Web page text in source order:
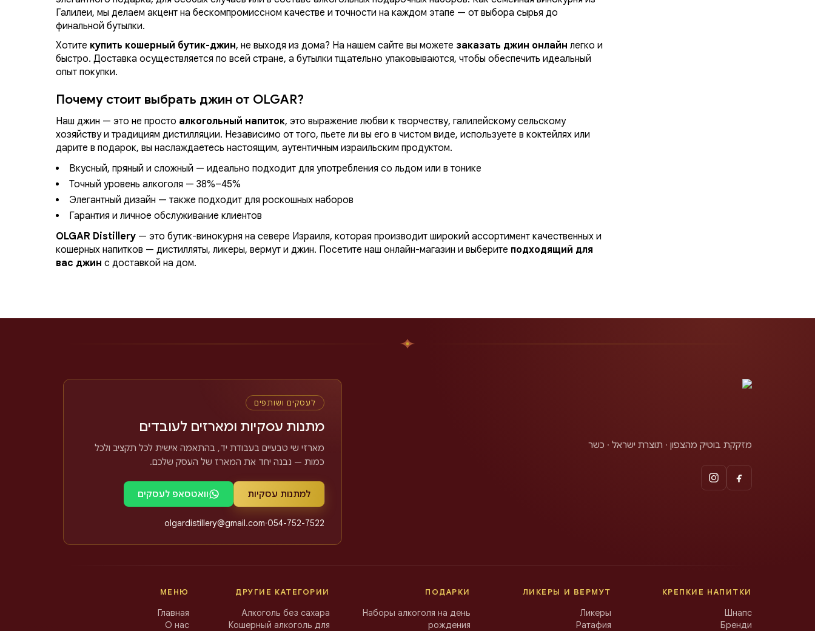
Галилеи, мы делаем акцент на бескомпромиссном качестве и точности на каждом этапе — от выбора сырья до
финальной бутылки.
Хотите купить кошерный бутик-джин, не выходя из дома? На нашем сайте вы можете заказать джин онлайн легко и
быстро. Доставка осуществляется по всей стране, а бутылки тщательно упаковываются, чтобы обеспечить идеальный
опыт покупки.
Почему стоит выбрать джин от OLGAR?
Наш джин — это не просто алкогольный напиток, это выражение любви к творчеству, галилейскому сельскому
хозяйству и традициям дистилляции. Независимо от того, пьете ли вы его в чистом виде, используете в коктейлях или
дарите в подарок, вы наслаждаетесь настоящим, аутентичным израильским продуктом.
Вкусный, пряный и сложный — идеально подходит для употребления со льдом или в тонике
Точный уровень алкоголя — 38%–45%
Элегантный дизайн — также подходит для роскошных наборов
Гарантия и личное обслуживание клиентов
OLGAR Distillery — это бутик-винокурня на севере Израиля, которая производит широкий ассортимент качественных и
кошерных напитков — дистилляты, ликеры, вермут и джин. Посетите наш онлайн-магазин и выберите подходящий для
вас джин с доставкой на дом.
מזקקת בוטיק מהצפון · תוצרת ישראל · כשר
לעסקים ושותפים
מתנות עסקיות ומארזים לעובדים
מארזי שי טבעיים בעבודת יד, בהתאמה אישית לכל תקציב ולכל
כמות — נבנה יחד את המארז של העסק שלכם.
למתנות עסקיות וואטסאפ לעסקים
054-752-7522
·
olgardistillery@gmail.com
КРЕПКИЕ НАПИТКИ
Шнапс
Бренди
ЛИКЕРЫ И ВЕРМУТ
Ликеры
Ратафия
ПОДАРКИ
Наборы алкоголя на день
рождения
ДРУГИЕ КАТЕГОРИИ
Алкоголь без сахара
Кошерный алкоголь для
МЕНЮ
Главная
О нас